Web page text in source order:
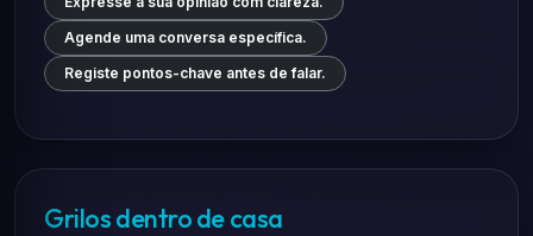
Agende uma conversa específica.
Registe pontos-chave antes de falar.
Grilos dentro de casa